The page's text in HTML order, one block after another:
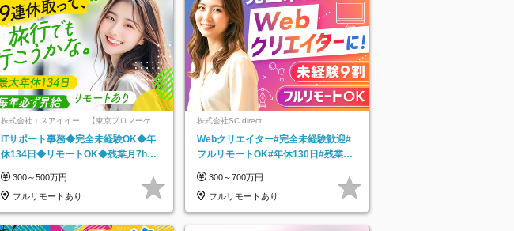
株式会社エスアイイー 【東京プロマーケッ
ITサポート事務◆完全未経験OK◆年
休134日◆リモートOK◆残業月7h以
300～500万円
フルリモートあり
株式会社SC direct
Webクリエイター#完全未経験歓迎#
フルリモートOK#年休130日#残業月
300～700万円
フルリモートあり